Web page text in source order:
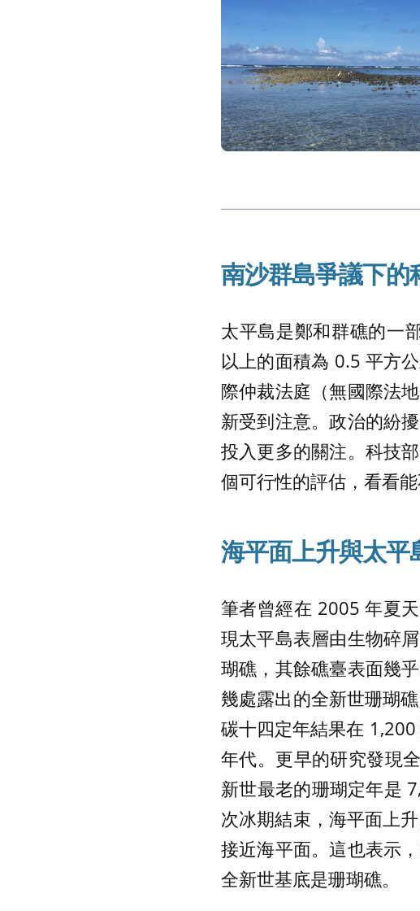
南沙群島爭議下的
太平島是鄭和群礁的一
以上的面積為 0.5 平方
際仲裁法庭（無國際法
新受到注意。政治的紛
投入更多的關注。科技
個可行性的評估，看看
海平面上升與太平
筆者曾經在 2005 年夏
現太平島表層由生物碎
瑚礁，其餘礁臺表面幾
幾處露出的全新世珊瑚
碳十四定年結果在
年代。更早的研究發現
新世最老的珊瑚定年是
次冰期結束，海平面上
接近海平面。這也表示
全新世基底是珊瑚礁。